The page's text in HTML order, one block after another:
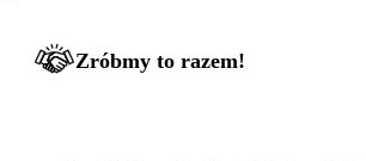
Zróbmy to razem!